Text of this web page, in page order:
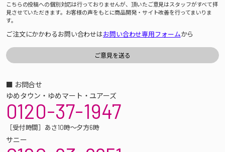
こちらの投稿への個別対応は行っておりませんが、頂いたご意見はスタッフがすべて拝
見させていただきます。お客様の声をもとに商品開発・サイト改善を行ってまいりま
す。
ご注文にかかわるお問い合わせはお問い合わせ専用フォームから
■ お問合せ
ゆめタウン・ゆめマート・ユアーズ
0120-37-1947
［受付時間］あさ10時～夕方6時
サニー